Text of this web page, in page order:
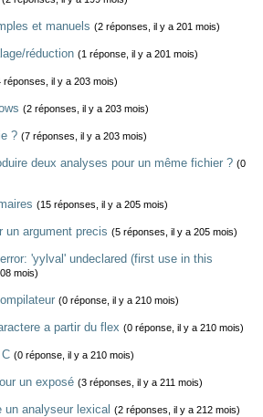
et manuels (2 réponses, il y a 201 mois)
réduction (1 réponse, il y a 201 mois)
réponses, il y a 203 mois)
(2 réponses, il y a 203 mois)
? (7 réponses, il y a 203 mois)
deux analyses pour un même fichier ? (0
(15 réponses, il y a 205 mois)
un argument precis (5 réponses, il y a 205 mois)
'yylval' undeclared (first use in this
mois)
(0 réponse, il y a 210 mois)
a partir du flex (0 réponse, il y a 210 mois)
(0 réponse, il y a 210 mois)
un exposé (3 réponses, il y a 211 mois)
un analyseur lexical (2 réponses, il y a 212 mois)